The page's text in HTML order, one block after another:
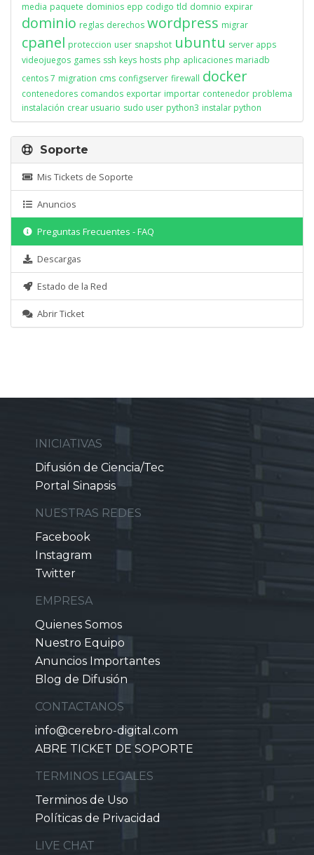
media paquete dominios epp codigo tld domnio expirar
dominio reglas derechos wordpress migrar
cpanel proteccion user snapshot ubuntu server apps
videojuegos games ssh keys hosts php aplicaciones mariadb
centos 7 migration cms configserver firewall docker
contenedores comandos exportar importar contenedor problema
instalación crear usuario sudo user python3 instalar python
Soporte
Mis Tickets de Soporte
Anuncios
Preguntas Frecuentes - FAQ
Descargas
Estado de la Red
Abrir Ticket
INICIATIVAS
Difusión de Ciencia/Tec
Portal Sinapsis
NUESTRAS REDES
Facebook
Instagram
Twitter
EMPRESA
Quienes Somos
Nuestro Equipo
Anuncios Importantes
Blog de Difusión
CONTACTANOS
info@cerebro-digital.com
ABRE TICKET DE SOPORTE
TERMINOS LEGALES
Terminos de Uso
Políticas de Privacidad
LIVE CHAT